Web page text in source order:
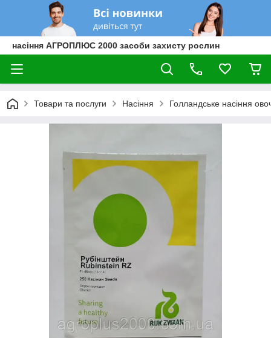
насіння АГРОПЛЮС 2000 засоби захисту рослин
Товари та послуги Насіння Голландське насіння